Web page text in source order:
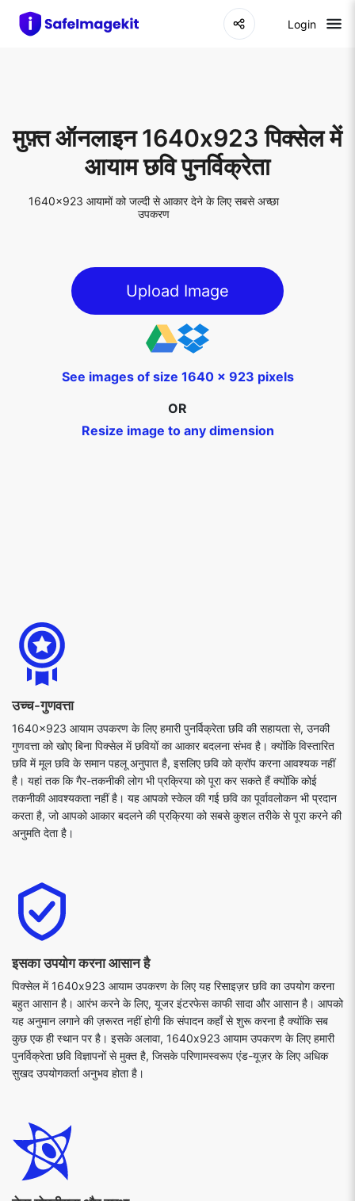
Login
मुफ़्त ऑनलाइन 1640x923 पिक्सेल में
आयाम छवि पुनर्विक्रेता
1640x923 आयामों को जल्दी से आकार देने के लिए सबसे अच्छा
उपकरण
Upload Image
See images of size 1640 x 923 pixels
OR
Resize image to any dimension
उच्च-गुणवत्ता
1640x923 आयाम उपकरण के लिए हमारी पुनर्विक्रेता छवि की सहायता से, उनकी
गुणवत्ता को खोए बिना पिक्सेल में छवियों का आकार बदलना संभव है। क्योंकि विस्तारित
छवि में मूल छवि के समान पहलू अनुपात है, इसलिए छवि को क्रॉप करना आवश्यक नहीं
है। यहां तक कि गैर-तकनीकी लोग भी प्रक्रिया को पूरा कर सकते हैं क्योंकि कोई
तकनीकी आवश्यकता नहीं है। यह आपको स्केल की गई छवि का पूर्वावलोकन भी प्रदान
करता है, जो आपको आकार बदलने की प्रक्रिया को सबसे कुशल तरीके से पूरा करने की
अनुमति देता है।
इसका उपयोग करना आसान है
पिक्सेल में 1640x923 आयाम उपकरण के लिए यह रिसाइज़र छवि का उपयोग करना
बहुत आसान है। आरंभ करने के लिए, यूजर इंटरफेस काफी सादा और आसान है। आपको
यह अनुमान लगाने की ज़रूरत नहीं होगी कि संपादन कहाँ से शुरू करना है क्योंकि सब
कुछ एक ही स्थान पर है। इसके अलावा, 1640x923 आयाम उपकरण के लिए हमारी
पुनर्विक्रेता छवि विज्ञापनों से मुक्त है, जिसके परिणामस्वरूप एंड-यूज़र के लिए अधिक
सुखद उपयोगकर्ता अनुभव होता है।